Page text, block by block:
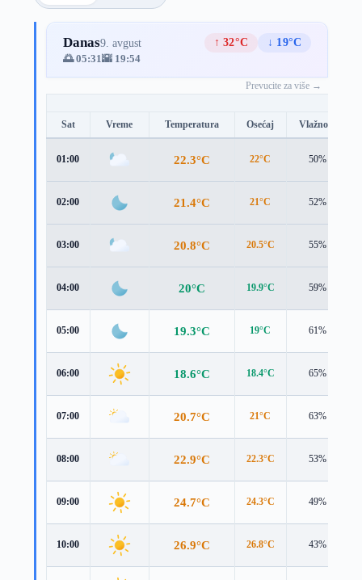
Danas9. avgust ↑ 32°C
↓ 19°C
🌅 05:31🌇 19:54
Prevucite za više →
Sat Vreme Temperatura Osećaj Vlažnost
01:00 22.3°C 22°C 50%
02:00 21.4°C 21°C 52%
03:00 20.8°C 20.5°C 55%
04:00 20°C 19.9°C 59%
05:00 19.3°C 19°C 61%
06:00 18.6°C 18.4°C 65%
07:00 20.7°C 21°C 63%
08:00 22.9°C 22.3°C 53%
09:00 24.7°C 24.3°C 49%
10:00 26.9°C 26.8°C 43%